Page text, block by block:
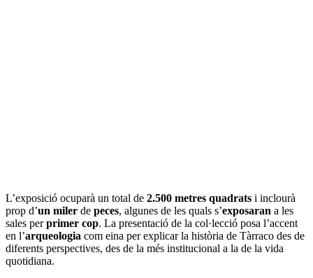
L’exposició ocuparà un total de 2.500 metres quadrats i inclourà
prop d’un miler de peces, algunes de les quals s’exposaran a les
sales perprimer cop. La presentació de la col·lecció posa l’accent
en l’arqueologia com eina per explicar la història de Tàrraco des de
diferents perspectives, des de la més institucional a la de la vida
quotidiana.